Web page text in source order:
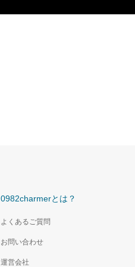
0982charmerとは？
よくあるご質問
お問い合わせ
運営会社